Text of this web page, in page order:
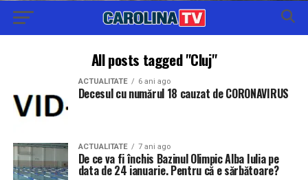
All posts tagged "Cluj"
ACTUALITATE 6 ani ago
Decesul cu numărul 18 cauzat de CORONAVIRUS
ACTUALITATE 7 ani ago
De ce va fi închis Bazinul Olimpic Alba Iulia pe
data de 24 ianuarie. Pentru că e sărbătoare?